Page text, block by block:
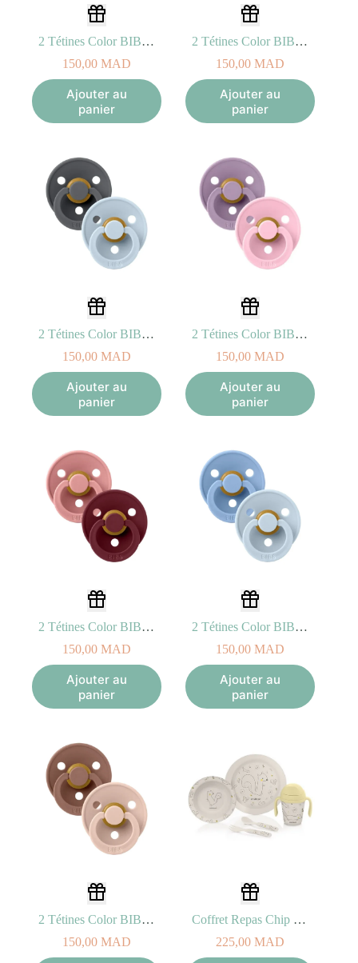
2 Tétines Color BIBS – Blush Ivory Taille 2 (6-18mois)
150,00 MAD
Ajouter au
panier
2 Tétines Color BIBS – Cloud Ivory Taille 2 (6-18mois)
150,00 MAD
Ajouter au
panier
2 Tétines Color BIBS – Iron/Baby Blue Taille 2 (6-18mois)
150,00 MAD
Ajouter au
panier
2 Tétines Color BIBS – Lavender/Baby Pink Taille 2 (6-18mois)
150,00 MAD
Ajouter au
panier
2 Tétines Color BIBS – Pink Plum/Elderberry Taille 2 (6-18mois)
150,00 MAD
Ajouter au
panier
2 Tétines Color BIBS – Sky Blue/Baby Blue Taille 2 (6-18mois)
150,00 MAD
Ajouter au
panier
2 Tétines Color BIBS – Woodchuck/Blush Taille 2 (6-18mois)
150,00 MAD
Coffret Repas Chip 5 pièces
225,00 MAD